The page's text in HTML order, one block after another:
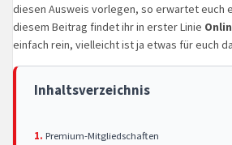
diesen Ausweis vorlegen, so erwartet euch
diesem Beitrag findet ihr in erster Linie
einfach rein, vielleicht ist ja etwas für euch
Inhaltsverzeichnis
Premium-Mitgliedschaften